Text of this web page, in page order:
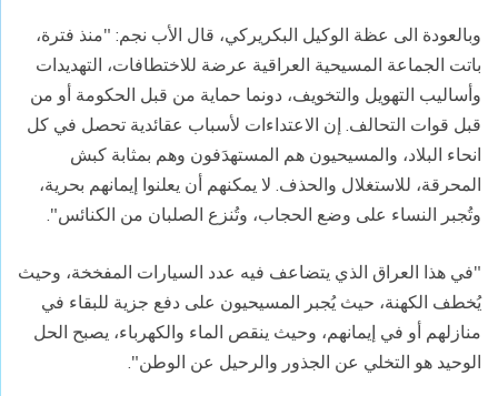
وبالعودة الى عظة الوكيل البكريركي، قال الأب نجم: "منذ فترة،
باتت الجماعة المسيحية العراقية عرضة للاختطافات، التهديدات
وأساليب التهويل والتخويف، دونما حماية من قبل الحكومة أو من
قبل قوات التحالف. إن الاعتداءات لأسباب عقائدية تحصل في كل
انحاء البلاد، والمسيحيون هم المستهدَفون وهم بمثابة كبش
المحرقة، للاستغلال والحذف. لا يمكنهم أن يعلنوا إيمانهم بحرية،
وتُجبر النساء على وضع الحجاب، وتُنزع الصلبان من الكنائس".
"في هذا العراق الذي يتضاعف فيه عدد السيارات المفخخة، وحيث
يُخطف الكهنة، حيث يُجبر المسيحيون على دفع جزية للبقاء في
منازلهم أو في إيمانهم، وحيث ينقص الماء والكهرباء، يصبح الحل
الوحيد هو التخلي عن الجذور والرحيل عن الوطن".